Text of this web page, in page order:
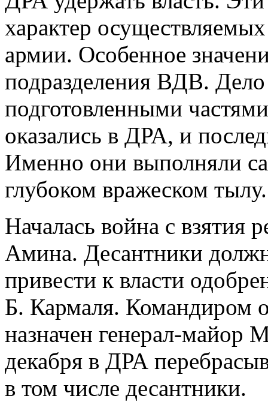
характер
армии. Особенное
подразделения ВДВ.
подготовленными
оказались в ДРА, и
Именно они выполняли
глубоком вражеском тылу.
Началась война с взятия
Амина. Десантники
привести к власти
Б. Кармаля. Командиром
назначен генерал-майор
декабря в ДРА
в том числе десантники.